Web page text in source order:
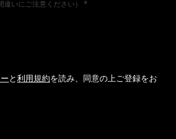
いにご注意ください）
と利用規約を読み、同意の上ご登録をお